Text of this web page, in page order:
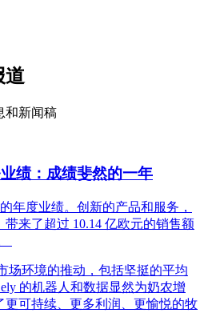
道
和新闻稿
绩：成绩斐然的一年
年度业绩。创新的产品和服务，
带来了超过 10.14 亿欧元的销售额
场环境的推动，包括坚挺的平均
的机器人和数据显然为奶农增
更可持续、更多利润、更愉悦的牧